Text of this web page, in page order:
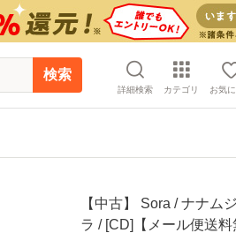
検索
詳細検索 カテゴリ お気
【中古】 Sora / ナナム
ラ / [CD]【メール便送料